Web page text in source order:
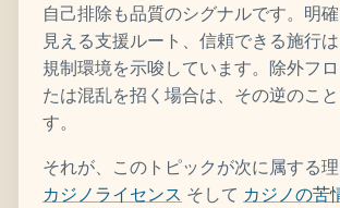
自己排除も品質のシグナルです。明
見える支援ルート、信頼できる施行
規制環境を示唆しています。除外フ
たは混乱を招く場合は、その逆のこ
す。
それが、このトピックが次に属する
カジノライセンス そして カジノの苦